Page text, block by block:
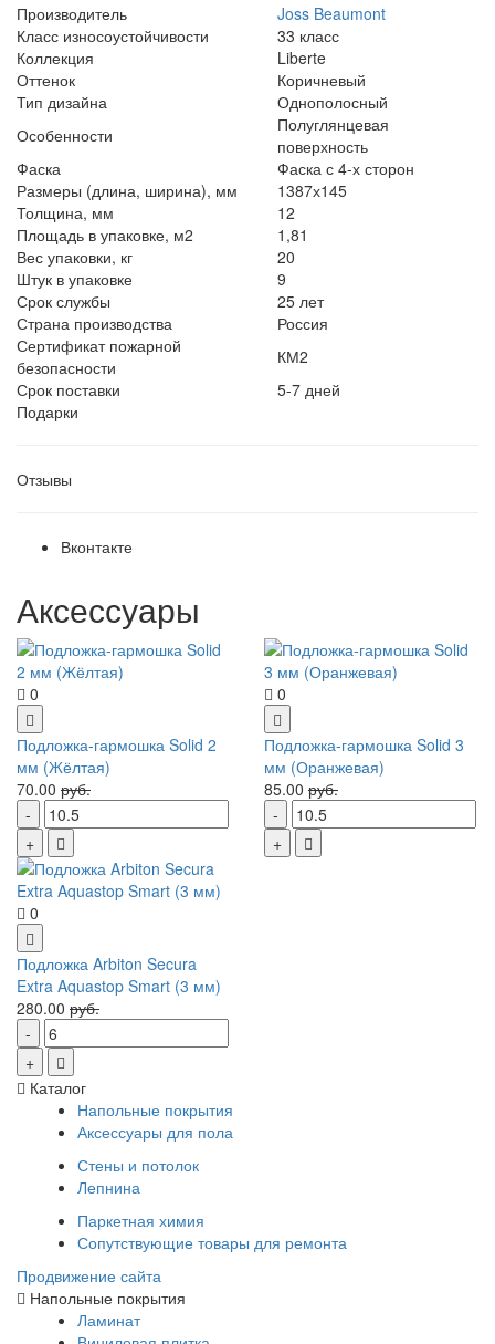
Производитель
Joss Beaumont
Класс износоустойчивости
33 класс
Коллекция
Liberte
Оттенок
Коричневый
Тип дизайна
Однополосный
Особенности
Полуглянцевая
поверхность
Фаска
Фаска с 4-х сторон
Размеры (длина, ширина), мм
1387х145
Толщина, мм
12
Площадь в упаковке, м2
1,81
Вес упаковки, кг
20
Штук в упаковке
9
Срок службы
25 лет
Страна производства
Россия
Сертификат пожарной
безопасности
КМ2
Срок поставки
5-7 дней
Подарки
Отзывы
Вконтакте
Аксессуары
0
Подложка-гармошка Solid 2
мм (Жёлтая)
70.00 руб.
0
Подложка-гармошка Solid 3
мм (Оранжевая)
85.00 руб.
0
Подложка Arbiton Secura
Extra Aquastop Smart (3 мм)
280.00 руб.
Каталог
Напольные покрытия
Аксессуары для пола
Стены и потолок
Лепнина
Паркетная химия
Сопутствующие товары для ремонта
Продвижение сайта
Напольные покрытия
Ламинат